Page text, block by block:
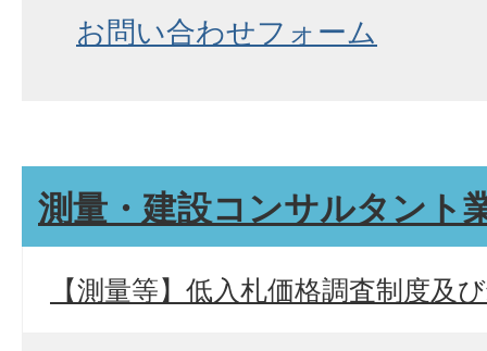
お問い合わせフォーム
測量・建設コンサルタント
【測量等】低入札価格調査制度及